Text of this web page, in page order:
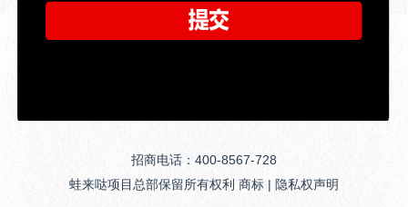
招商电话：400-8567-728
蛙来哒项目总部保留所有权利 商标 | 隐私权声明